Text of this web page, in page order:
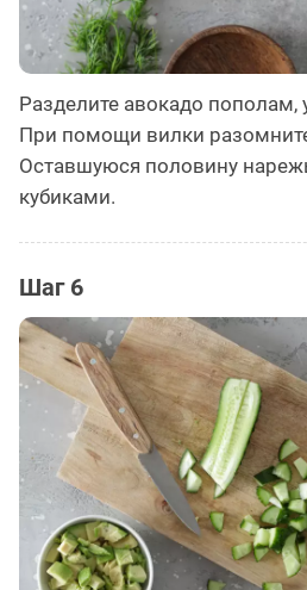
Разделите авокадо пополам,
При помощи вилки
Оставшуюся половину
кубиками.
Шаг 6